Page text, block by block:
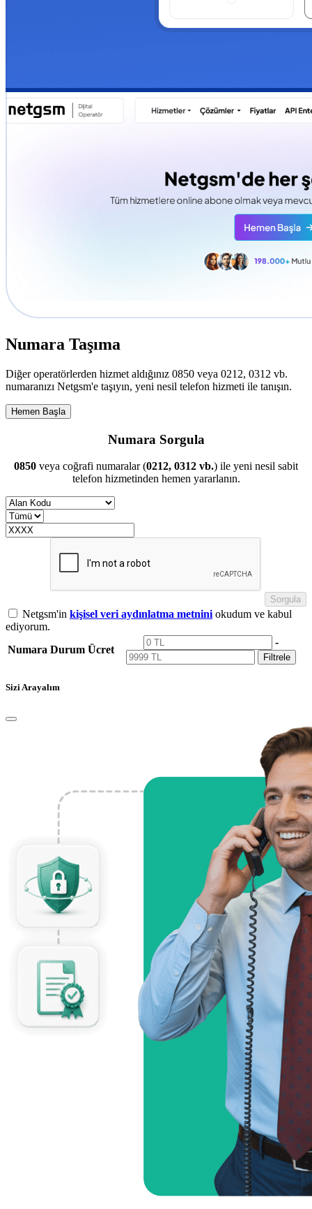
Numara Taşıma
Diğer operatörlerden hizmet aldığınız 0850 veya 0212, 0312 vb.
numaranızı Netgsm'e taşıyın, yeni nesil telefon hizmeti ile tanışın.
Hemen Başla
Numara Sorgula
0850 veya coğrafi numaralar (0212, 0312 vb.) ile yeni nesil sabit
telefon hizmetinden hemen yararlanın.
Sorgula
Netgsm'in kişisel veri aydınlatma metnini okudum ve kabul
ediyorum.
Numara Durum Ücret
-
Filtrele
Sizi Arayalım